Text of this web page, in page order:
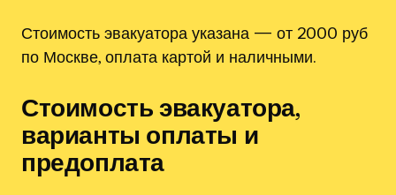
Стоимость эвакуатора указана — от 2000 руб
по Москве, оплата картой и наличными.
Стоимость эвакуатора,
варианты оплаты и
предоплата